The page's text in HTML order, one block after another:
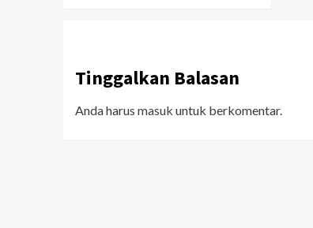
Tinggalkan Balasan
Anda harus masuk untuk berkomentar.